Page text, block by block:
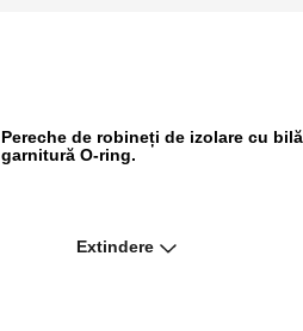
Pereche de robineți de izolare cu
garnitură O-ring.
Disc cu dop cu calotă, pentru
Extindere